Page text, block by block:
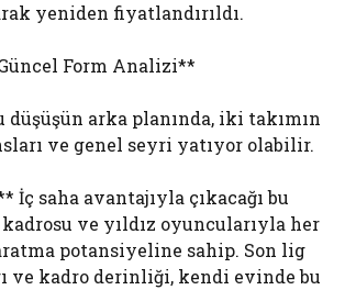
yeniden fiyatlandırıldı.
Form Analizi**
düşüşün arka planında, iki takımın
ve genel seyri yatıyor olabilir.
İç saha avantajıyla çıkacağı bu
ve yıldız oyuncularıyla her
potansiyeline sahip. Son lig
ve kadro derinliği, kendi evinde bu